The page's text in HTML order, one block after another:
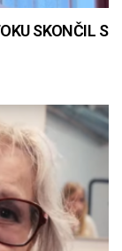
SKONČIL S